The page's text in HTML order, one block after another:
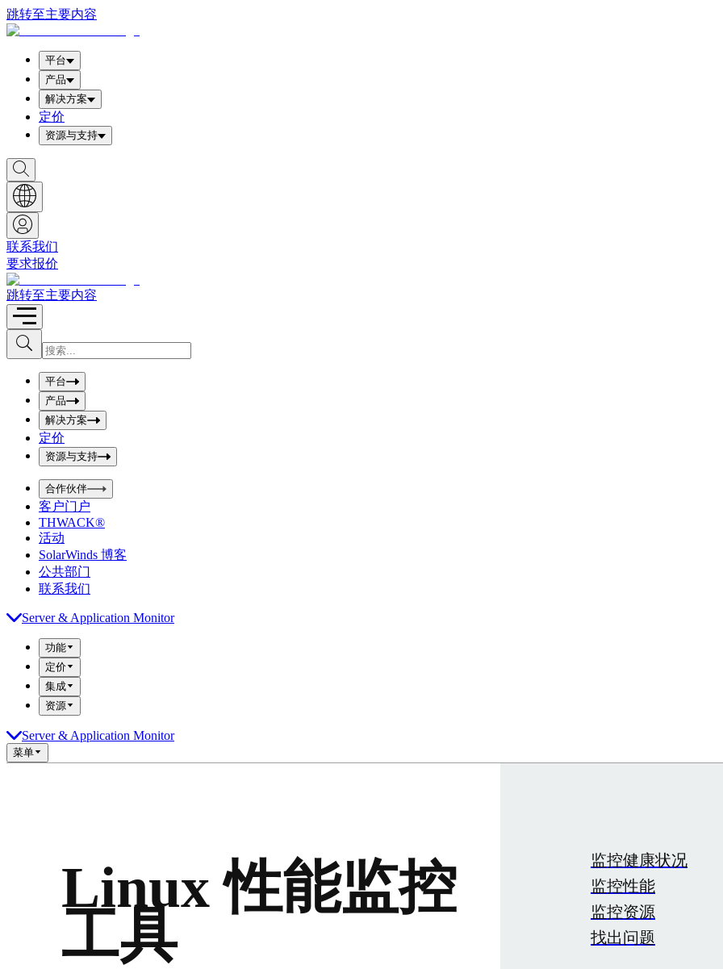
跳转至主要内容
平台
产品
解决方案
定价
资源与支持
S
h
o
w
S
e
a
r
c
h
b
o
x
联系我们
要求报价
跳转至主要内容
S
u
b
I
n
u
t
S
e
a
r
c
h
b
o
x
平台
产品
解决方案
定价
资源与支持
合作伙伴
客户门户
THWACK®
活动
SolarWinds 博客
公共部门
联系我们
Server & Application Monitor
功能
定价
集成
资源
Server & Application Monitor
菜单
Linux 性能监控
工具
监控健康状况
监控性能
监控资源
找出问题